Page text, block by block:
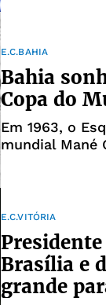
E.C.BAHIA
Bahia
Copa do
Em 1963, o
mundial Mané
E.C.VITÓRIA
Brasília e
grande